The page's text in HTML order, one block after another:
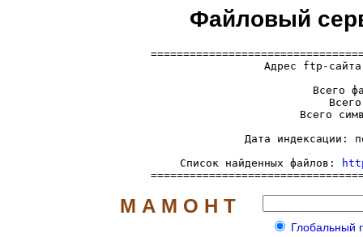
Файловый
Адрес ftp-
Всего
Всего
Дата индексации:
     Список найденных файлов:
М А М О Н Т
Глобальный